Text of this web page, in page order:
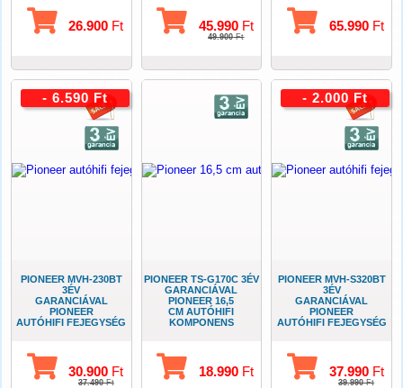
26.900 Ft 45.990Ft
49.900Ft
65.990Ft
PIONEER MVH-230BT
3ÉV
GARANCIÁVAL
PIONEER
AUTÓHIFI FEJEGYSÉG
30.900 Ft
37.490Ft
- 6.590 Ft
PIONEER TS-G170C 3ÉV
GARANCIÁVAL
PIONEER 16,5
CM AUTÓHIFI
KOMPONENS
18.990Ft
PIONEER MVH-S320BT
3ÉV
GARANCIÁVAL
PIONEER
AUTÓHIFI FEJEGYSÉG
37.990Ft
39.990Ft
- 2.000 Ft